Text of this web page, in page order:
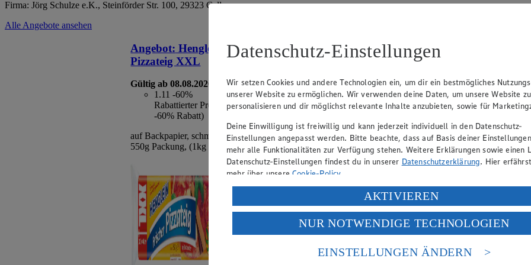
Firma: Jörg Schulze e.K., Steinförder Str. 100, 29323 Celle
Alle Angebote ansehen
Angebot: Henglein Frischer
Pizzateig XXL
Gültig ab 08.08.2026
1.11 -60%
Rabattierter Preis von 1.11€ (Insgesamt
-60% Rabatt)
auf Backpapier, schmeckt wie selbstgemacht,
550g Packung, (1kg = 2,02)
Angebot:Kölln Blütenzarte oder
kernige Haferflocken
Gültig ab 08.08.2026
0.99 -41%
Rabattierter Preis von 0.99€ (Insgesamt
500g Packung, (1kg = 1,98)
Ringe
Gültig ab
-
versch.
14,80/
Datenschutz-Einstellungen
Wir setzen Cookies und andere Technologien ein, um dir ein bestmögliches
unserer Website zu ermöglichen. Wir verwenden deine Daten, um unsere Website zu
personalisieren und dir möglichst relevante Inhalte anzubieten, sowie für
Deine Einwilligung ist freiwillig und kann jederzeit individuell in den Datenschutz-
Einstellungen angepasst werden. Bitte beachte, dass auf Basis deiner
mehr alle Funktionalitäten zur Verfügung stehen. Weitere Erklärungen sowie einen
Datenschutz-Einstellungen findest du in unserer Datenschutzerklärung. Hier
mehr über unsereCookie-Policy.
Verarbeitung deiner personenbezogenen Daten in den USA durch Facebook und
Wenn du auf „Aktivieren“ klickst, willigst du im Sinne des Art. 49 Abs. 1 Satz 1 lit.
ein, dass deine Daten in den USA verarbeitet werden. Der EuGH sieht die USA als
einem nach europäischen Standards nicht angemessenen Datenschutzniveau an. Es
Risiko eines Zugriffs durch US-amerikanische Behörden.
AKTIVIEREN
NUR NOTWENDIGE TECHNOLOGIEN
EINSTELLUNGEN ÄNDERN